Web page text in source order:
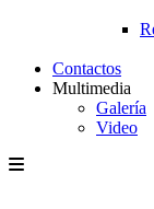
Contactos
Multimedia
Galería
Video